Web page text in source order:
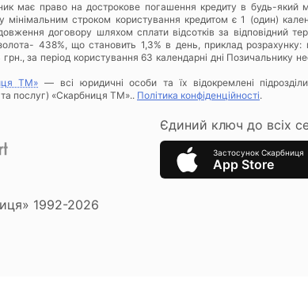
має право на дострокове погашення кредиту в будь-який
мінімальним строком користування кредитом є 1 (один)
договору шляхом сплати відсотків за відповідний
438%, що становить 1,3% в день, приклад
за період користування 63 календарні дні Позичальнику
ТМ» — всі юридичні особи та їх відокремлені
та послуг) «Скарбниця ТМ».. Політика конфіденційності.
Єдиний ключ до всіх
Застосунок Скарбниця
App Store
1992-2026